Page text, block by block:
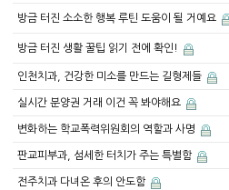
방금 터진 소소한 행복 루틴 도움이 될 거예요
방금 터진 생활 꿀팁 읽기 전에 확인!
인천치과, 건강한 미소를 만드는 길형제들
실시간 분양권 거래 이건 꼭 봐야해요
변화하는 학교폭력위원회의 역할과 사명
판교피부과, 섬세한 터치가 주는 특별함
전주치과 다녀온 후의 안도함